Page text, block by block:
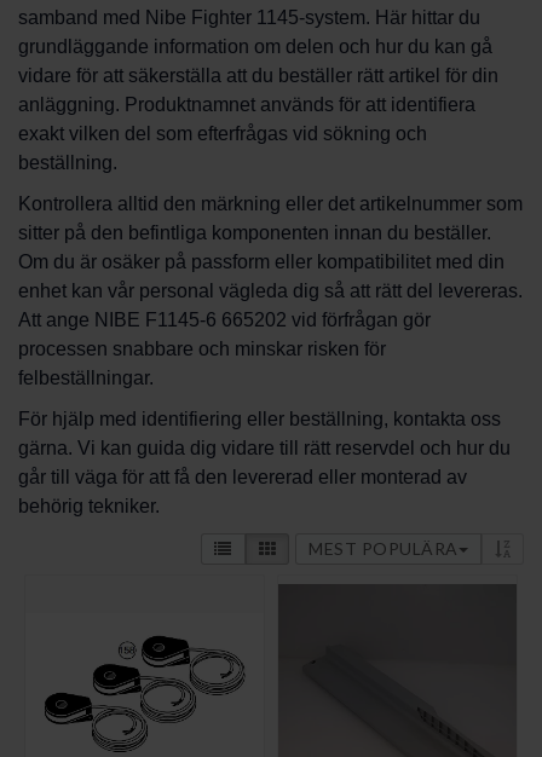
samband med Nibe Fighter 1145-system. Här hittar du
grundläggande information om delen och hur du kan gå
vidare för att säkerställa att du beställer rätt artikel för din
anläggning. Produktnamnet används för att identifiera
exakt vilken del som efterfrågas vid sökning och
beställning.
Kontrollera alltid den märkning eller det artikelnummer som
sitter på den befintliga komponenten innan du beställer.
Om du är osäker på passform eller kompatibilitet med din
enhet kan vår personal vägleda dig så att rätt del levereras.
Att ange NIBE F1145-6 665202 vid förfrågan gör
processen snabbare och minskar risken för
felbeställningar.
För hjälp med identifiering eller beställning, kontakta oss
gärna. Vi kan guida dig vidare till rätt reservdel och hur du
går till väga för att få den levererad eller monterad av
behörig tekniker.
MEST POPULÄRA